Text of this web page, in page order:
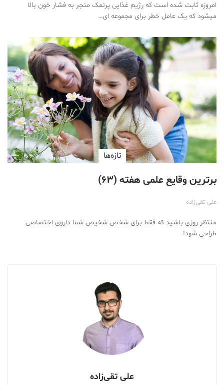
امروزه ثابت شده است که رژیم غذایی پرنمک منجر به فشار خون بالا
میشود که یک عامل خطر برای مجموعه ای…
تازه‌ها
برترین وقایع علمی هفته (۶۳)
علی تقی‌زاده
منتظر روزی باشید که فقط برای شخص شخیص شما داروی اختصاصی
طراحی شود!
علی تقی‌زاده